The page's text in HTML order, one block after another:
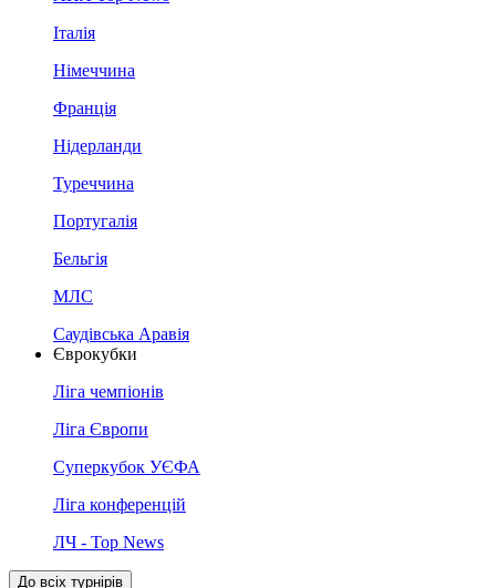
Італія
Німеччина
Франція
Нідерланди
Туреччина
Португалія
Бельгія
МЛС
Саудівська Аравія
Єврокубки
Ліга чемпіонів
Ліга Європи
Суперкубок УЄФА
Ліга конференцій
ЛЧ - Top News
До всіх турнірів